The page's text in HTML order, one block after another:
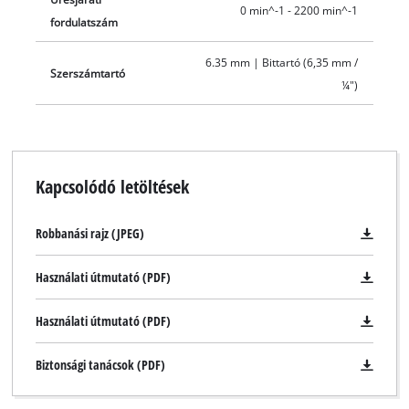
manuálisan. A praktikus övkampó és a mágneses bittartó teszi
teljessé a felszereltséget.
fordulatszám
0 min^-1 - 2200 min^-1
Szerszámtartó
6.35 mm | Bittartó (6,35 mm /
¼")
Kapcsolódó letöltések
Robbanási rajz (JPEG)
Használati útmutató (PDF)
Használati útmutató (PDF)
Biztonsági tanácsok (PDF)